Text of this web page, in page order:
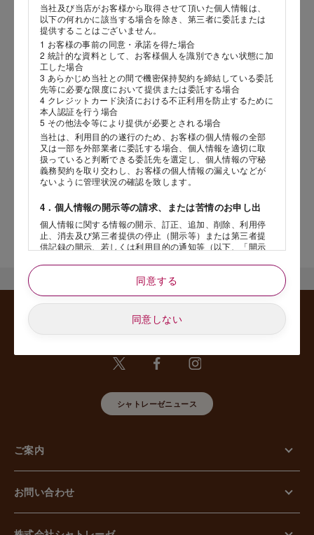
当社及び当店がお客様から取得させて頂いた個人情報は、
以下の何れかに該当する場合を除き、第三者に委託または
提供することはございません。
1 お客様の事前の同意・承諾を得た場合
2 統計的な資料として、お客様個人を識別できない状態に加
工した場合
3 あらかじめ当社との間で機密保持契約を締結している委託
先等に必要な限度において提供または委託する場合
4 クレジットカード決済における不正利用を防止するために
本人認証を行う場合
5 その他法令等により提供が必要とされる場合
当社は、利用目的の遂行のため、お客様の個人情報の全部
又は一部を外部業者に委託する場合、個人情報を適切に取
扱っていると判断できる委託先を選定し、個人情報の守秘
義務契約を取り交わし、お客様の個人情報の漏えいなどが
ないように管理状況の確認を致します。
4．個人情報の開示等の請求、または苦情のお申し出
個人情報に関する情報の開示、訂正、追加、削除、利用停
止、消去及び第三者提供の停止（開示等）または第三者提
供記録の開示、若しくは利用目的の通知等（以下、「開示
のお申し出があった場合には、請求者がご本人であること
あるいは正式な代理人として認められる方であることを確
な期間と範囲内で対応させていただきます。
5. 個人情報の安全管理のために講じた措置について
に以下の措置をしております。
【組織的安全管理措置】
用、個人情報の取扱い状況を確認する手段の整備、漏えい
等事案に対応する体制の整備、取扱い状況の把握及び安全
管理措置の見直し等に関して、必要な措置を講じていま
個人情報の取扱いに関する留意事項について、従業員に定
持に関する事項を含む誓約書を取得しております。
【物理的安全管理措置】
個人情報を取り扱う区域の管理、機器及び電子媒体等の盗
難等の防止、電子媒体等を持ち運ぶ場合の漏えい等の防
て、必要な措置を講じています。
同意する
同意しない
生年月日
年
店舗サービスに関するお問い合わせにつきましては、内容欄に『店
舗名』を記載いただけますと幸いです。
シャトレーゼニュース
ご案内
お問い合わせ
岳や末広がりを意味す
やつ時」という意味を込
。雄大な八ヶ岳山麓の自
れる、こだわりのスイー
海外 Overseas shops
Indonesia
Malaysia
Hong Kong
UAE
Thailand
Vietnam